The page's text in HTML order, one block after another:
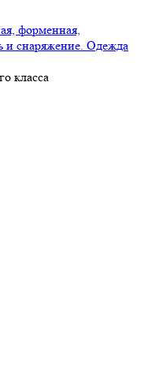
класса